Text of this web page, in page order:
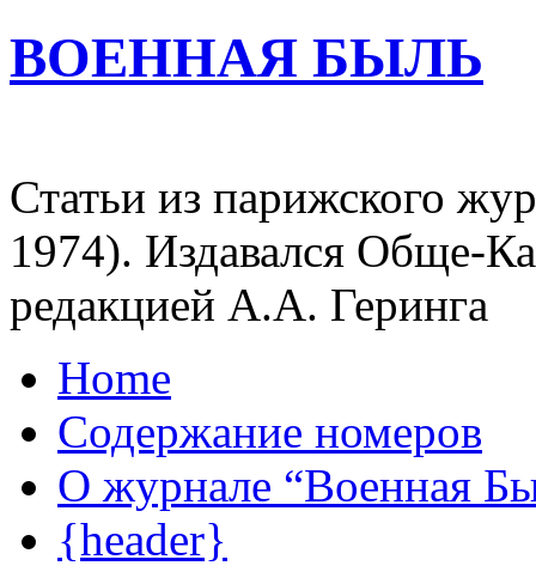
ВОЕННАЯ БЫЛЬ
Статьи из парижского
1974). Издавался Обще-
редакцией А.А. Геринга
Home
Содержание номеров
О журнале “Военная
{header}